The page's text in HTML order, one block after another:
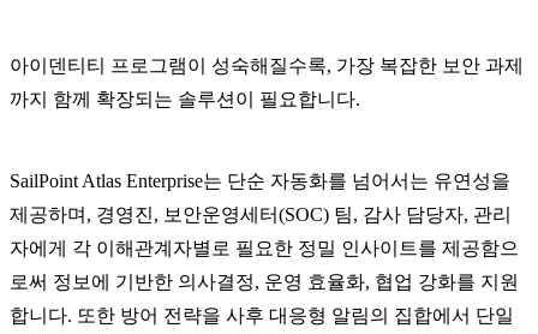
아이덴티티 프로그램이 성숙해질수록, 가장 복잡한 보안 과제
까지 함께 확장되는 솔루션이 필요합니다.
SailPoint Atlas Enterprise는 단순 자동화를 넘어서는 유연성을
제공하며, 경영진, 보안운영세터(SOC) 팀, 감사 담당자, 관리
자에게 각 이해관계자별로 필요한 정밀 인사이트를 제공함으
로써 정보에 기반한 의사결정, 운영 효율화, 협업 강화를 지원
합니다. 또한 방어 전략을 사후 대응형 알림의 집합에서 단일